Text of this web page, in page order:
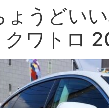
ょうどい
ワトロ